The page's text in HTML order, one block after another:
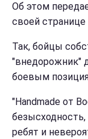
Об этом
своей странице
Так, бойцы
"внедорожник"
боевым
"Handmade от
ребят и